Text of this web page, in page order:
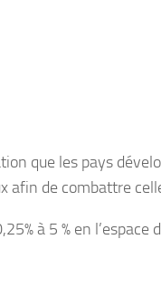
que les pays
afin de combattre
à 5 % en